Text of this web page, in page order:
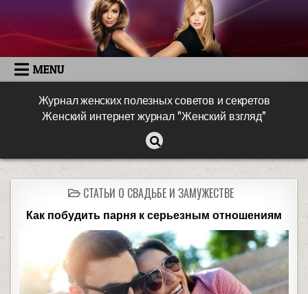
MENU
Журнал женских полезных советов и секретов
Женский интернет журнал "Женский взгляд"
СТАТЬИ О СВАДЬБЕ И ЗАМУЖЕСТВЕ
Как побудить парня к серьезным отношениям